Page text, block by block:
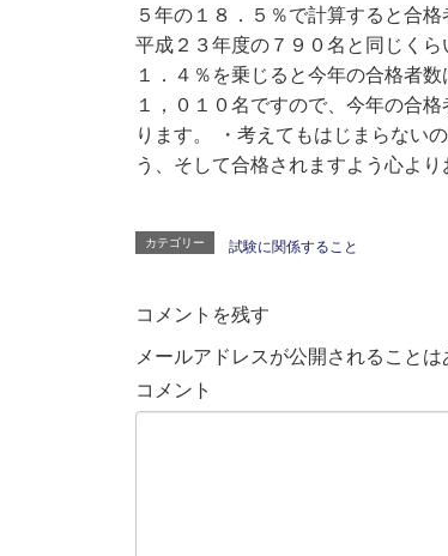
５年の１８．５％で計算すると合
平成２３年度の７９０名と同じく
１．４％を乗じると今年の合格者
１，０１０名ですので、今年の合
ります。 ・考えてもはじまらない
う、そして合格されますよう心
カテゴリー 試験に関係すること
コメントを残す
メールアドレスが公開されることは
コメント